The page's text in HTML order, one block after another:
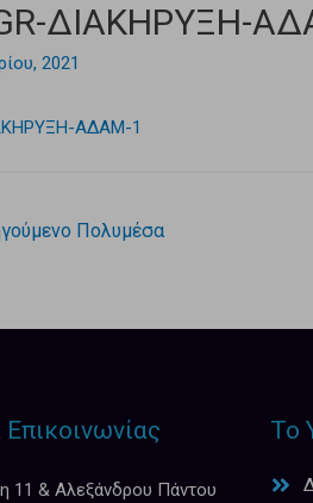
ΔΙΑΚΗΡΥΞΗ-
2021
ΑΔΑΜ-1
Πολυμέσα
Επικοινωνίας
11 & Αλεξάνδρου Πάντου
Το